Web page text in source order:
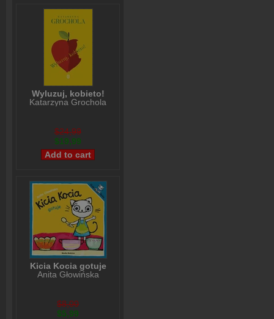
Wyluzuj, kobieto!
Katarzyna Grochola
$24,99
$19,99
Kicia Kocia gotuje
Anita Głowińska
$8,00
$5,99